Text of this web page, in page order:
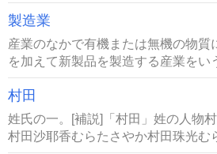
製造業
産業のなかで有機または無機の物質
を加えて新製品を製造する産業をい
村田
姓氏の一。[補説]「村田」姓の人物
村田沙耶香むらたさやか村田珠光む